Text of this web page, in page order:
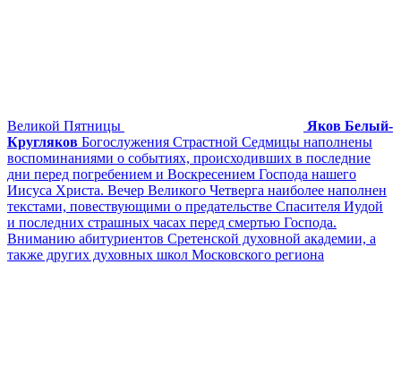
Великой Пятницы
Яков Белый-
Кругляков Богослужения Страстной Седмицы наполнены
воспоминаниями о событиях, происходивших в последние
дни перед погребением и Воскресением Господа нашего
Иисуса Христа. Вечер Великого Четверга наиболее наполнен
текстами, повествующими о предательстве Спасителя Иудой
и последних страшных часах перед смертью Господа.
Вниманию абитуриентов Сретенской духовной академии, а
также других духовных школ Московского региона